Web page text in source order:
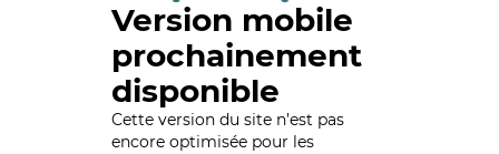
Version mobile
prochainement
disponible
Cette version du site n’est pas
encore optimisée pour les